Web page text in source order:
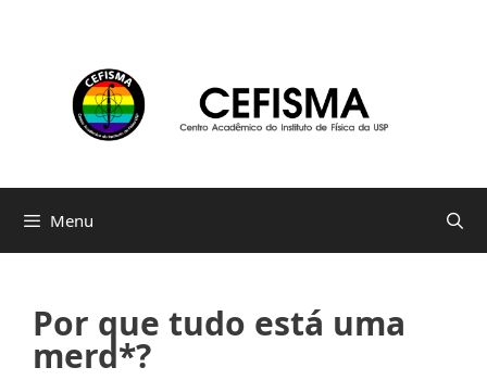
conteúdo
Menu
Por que tudo está uma
merd*?